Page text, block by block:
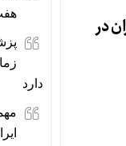
در
دارد